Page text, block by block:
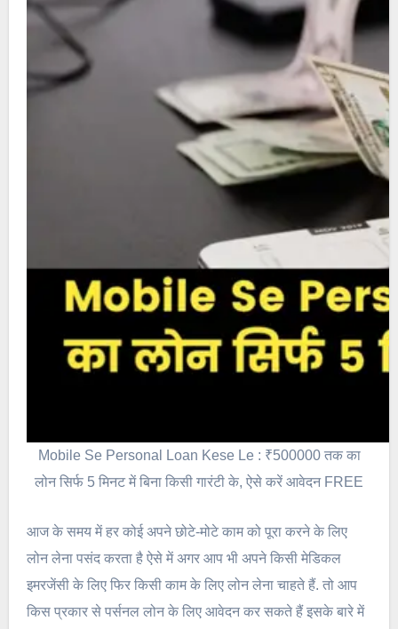
Mobile Se Personal Loan Kese Le : ₹500000 तक का
लोन सिर्फ 5 मिनट में बिना किसी गारंटी के, ऐसे करें आवेदन FREE
आज के समय में हर कोई अपने छोटे-मोटे काम को पूरा करने के लिए
लोन लेना पसंद करता है ऐसे में अगर आप भी अपने किसी मेडिकल
इमरजेंसी के लिए फिर किसी काम के लिए लोन लेना चाहते हैं. तो आप
किस प्रकार से पर्सनल लोन के लिए आवेदन कर सकते हैं इसके बारे में